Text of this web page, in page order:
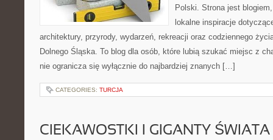
Polski. Strona jest
lokalne inspiracje
architektury, przyrody, wydarzeń, rekreacji oraz codziennego
Dolnego Śląska. To blog dla osób, które lubią szukać miejsc z
nie ogranicza się wyłącznie do najbardziej znanych […]
CATEGORIES: TURCJA
CIEKAWOSTKI I GIGANTY ŚWIATA